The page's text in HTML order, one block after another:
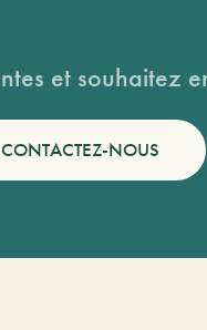
et souhaitez
CONTACTEZ-NOUS